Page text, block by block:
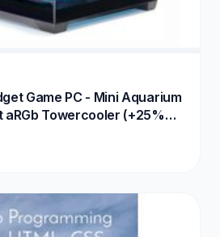
Game PC - Mini Aquarium
aRGb Towercooler (+25%
6 - Bluetooth: 5.4 - Windows